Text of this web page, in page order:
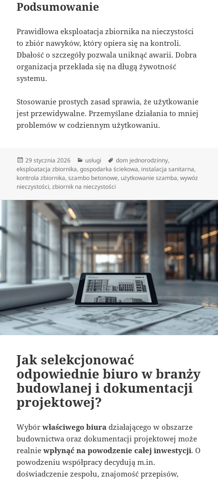
Podsumowanie
Prawidłowa eksploatacja zbiornika na nieczystości
to zbiór nawyków, który opiera się na kontroli.
Dbałość o szczegóły pozwala uniknąć awarii. Dobra
organizacja przekłada się na długą żywotność
systemu.
Stosowanie prostych zasad sprawia, że użytkowanie
jest przewidywalne. Przemyślane działania to mniej
problemów w codziennym użytkowaniu.
Data
publikacji
29 stycznia 2026 Kategorie
usługi Tagi
dom jednorodzinny,
eksploatacja zbiornika,gospodarka ściekowa, instalacja sanitarna,
kontrola zbiornika,szambo betonowe, użytkowanie szamba,wywóz
nieczystości,zbiornik na nieczystości
Jak selekcjonować
odpowiednie biuro w branży
budowlanej i dokumentacji
projektowej?
Wybórwłaściwego biura działającego w obszarze
budownictwa oraz dokumentacji projektowej może
realniewpłynąć na powodzenie całej inwestycji. O
powodzeniu współpracy decydują m.in.
doświadczenie zespołu, znajomość przepisów,